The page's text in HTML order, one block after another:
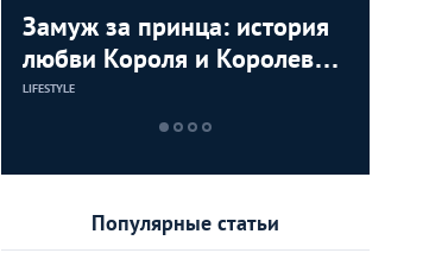
Замуж за принца: история
любви Короля и Королевы
Тайланда
LIFESTYLE
Популярные статьи